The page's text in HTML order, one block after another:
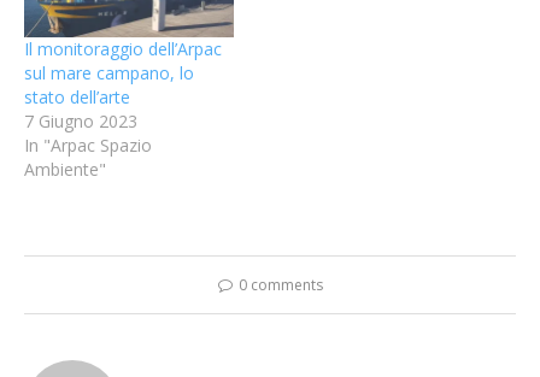
Il monitoraggio dell’Arpac
sul mare campano, lo
stato dell’arte
7 Giugno 2023
In "Arpac Spazio
Ambiente"
0 comments